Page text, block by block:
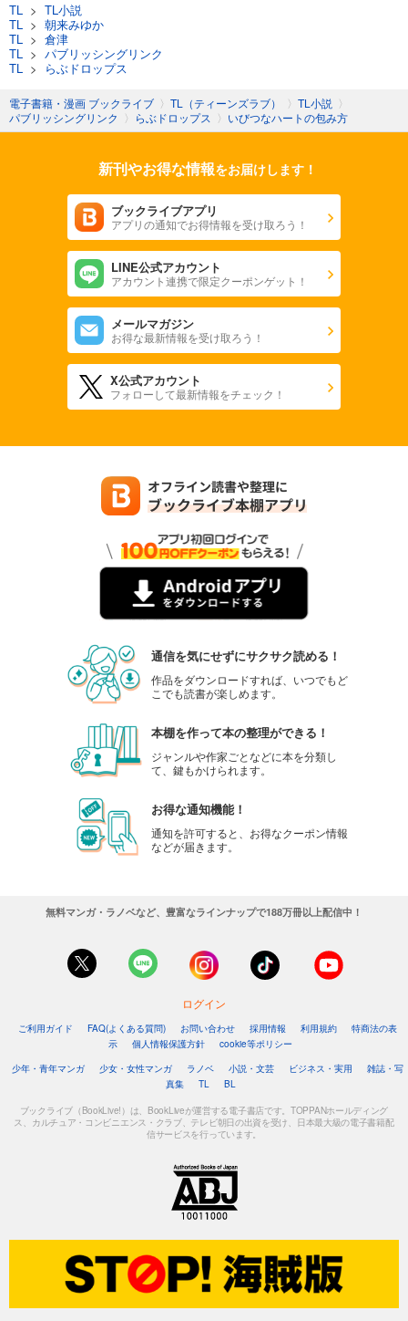
TL > TL小説
TL > 朝来みゆか
TL > 倉津
TL > パブリッシングリンク
TL > らぶドロップス
電子書籍・漫画 ブックライブ 〉 TL（ティーンズラブ） 〉 TL小説 〉
パブリッシングリンク 〉 らぶドロップス 〉 いびつなハートの包み方
新刊やお得な情報をお届けします！
ブックライブアプリ
アプリの通知でお得情報を受け取ろう！
LINE公式アカウント
アカウント連携で限定クーポンゲット！
メールマガジン
お得な最新情報を受け取ろう！
X公式アカウント
フォローして最新情報をチェック！
通信を気にせずにサクサク読める！
作品をダウンロードすれば、いつでもど
こでも読書が楽しめます。
本棚を作って本の整理ができる！
ジャンルや作家ごとなどに本を分類し
て、鍵もかけられます。
お得な通知機能！
通知を許可すると、お得なクーポン情報
などが届きます。
無料マンガ・ラノベなど、豊富なラインナップで188万冊以上配信中！
ログイン
ご利用ガイド FAQ(よくある質問) お問い合わせ 採用情報 利用規約
特商法の表
示
個人情報保護方針
cookie等ポリシー
少年・青年マンガ
少女・女性マンガ ラノベ 小説・文芸 ビジネス・実用
雑誌・写
真集
TL BL
ブックライブ（BookLive!）は、BookLiveが運営する電子書店です。TOPPANホールディング
ス、カルチュア・コンビニエンス・クラブ、テレビ朝日の出資を受け、日本最大級の電子書籍配
信サービスを行っています。